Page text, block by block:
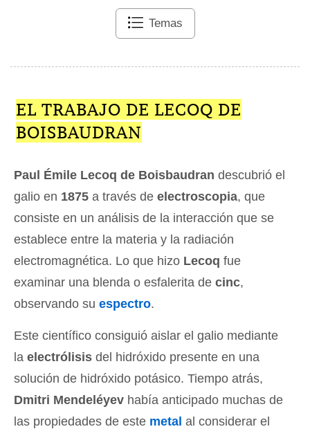
Temas
EL TRABAJO DE LECOQ DE
BOISBAUDRAN
Paul Émile Lecoq de Boisbaudran descubrió el
galio en 1875 a través de electroscopia, que
consiste en un análisis de la interacción que se
establece entre la materia y la radiación
electromagnética. Lo que hizo Lecoq fue
examinar una blenda o esfalerita de cinc,
observando su espectro.
Este científico consiguió aislar el galio mediante
la electrólisis del hidróxido presente en una
solución de hidróxido potásico. Tiempo atrás,
Dmitri Mendeléyev había anticipado muchas de
las propiedades de este metal al considerar el